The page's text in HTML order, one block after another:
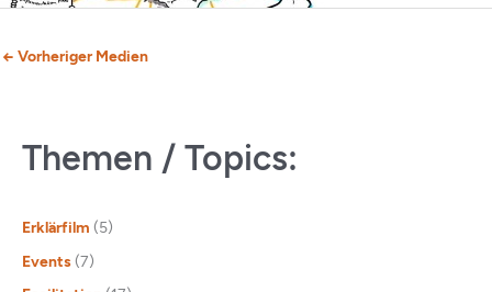
← Vorheriger Medien
Themen / Topics:
Erklärfilm (5)
Events (7)